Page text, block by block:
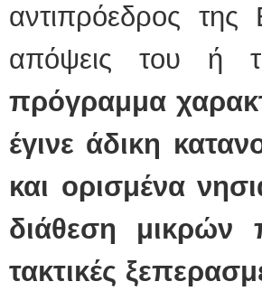
αντιπρόεδρος
απόψεις του ή
πρόγραμμα
έγινε άδικη
και ορισμένα
διάθεση
τακτικές